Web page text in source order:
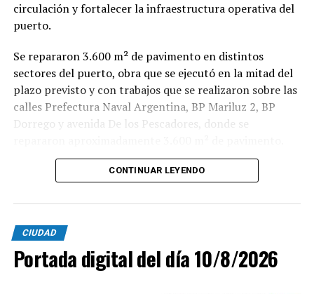
circulación y fortalecer la infraestructura operativa del
puerto.
Se repararon 3.600 m² de pavimento en distintos
sectores del puerto, obra que se ejecutó en la mitad del
plazo previsto y con trabajos que se realizaron sobre las
calles Prefectura Naval Argentina, BP Mariluz 2, BP
Dorrego y avenida De los Pescadores, donde se
CONTINUAR LEYENDO
CIUDAD
Portada digital del día 10/8/2026